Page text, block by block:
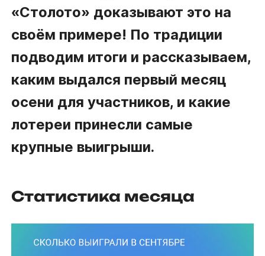
«Столото» доказывают это на
своём примере! По традиции
подводим итоги и рассказываем,
каким выдался первый месяц
осени для участников, и какие
лотереи принесли самые
крупные выигрыши.
Статистика месяца